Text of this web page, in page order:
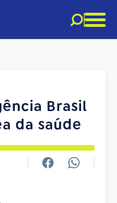
Brasil
da saúde